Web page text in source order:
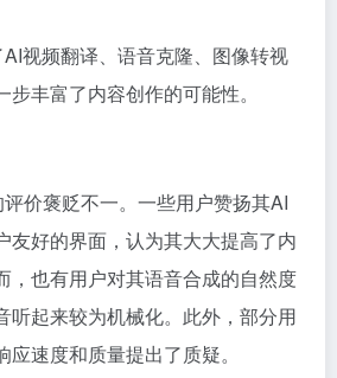
视频翻译、语音克隆、图像转视
丰富了内容创作的可能性。
价褒贬不一。一些用户赞扬其AI
友好的界面，认为其大大提高了内
，也有用户对其语音合成的自然度
听起来较为机械化。此外，部分用
速度和质量提出了质疑。